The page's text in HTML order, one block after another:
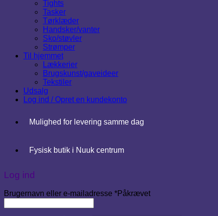
Tights
Tasker
Tørklæder
Handsker/vanter
Sko/støvler
Strømper
Til hjemmet
Lækkerier
Brugskunst/gaveideer
Tekstiler
Udsalg
Log ind / Opret en kundekonto
Mulighed for levering samme dag
Fysisk butik i Nuuk centrum
Log ind
Brugernavn eller e-mailadresse *Påkrævet